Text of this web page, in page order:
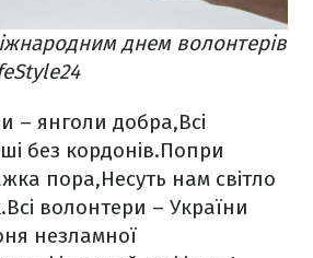
днем волонтерів
– янголи добра,Всі
без кордонів.Попри
пора,Несуть нам світло
Всі волонтери – України
незламної